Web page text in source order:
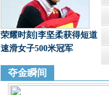
荣耀时刻]李坚柔获得短道
速滑女子500米冠军
夺金瞬间